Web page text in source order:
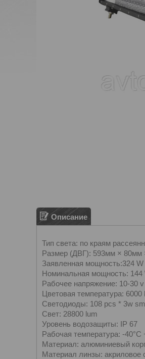
Описание
Тип света: по краям
Размер (ДВГ): 593мм × 80мм
Заявленная мощность:324 W
Номинальная мощность: 144
Рабочее напряжение: 10-30 v
Цветовая температура: 6000
Светодиоды: 108 pcs * 3w
Свет: 28800 lum
Уровень водозащиты: IP 67
Рабочая температура: -40°C
Материал: алюминиевый
Материал линзы: акриловое